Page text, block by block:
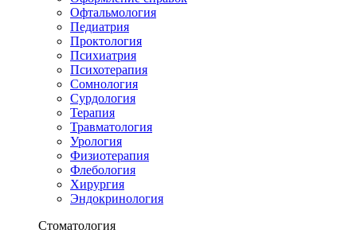
Офтальмология
Педиатрия
Проктология
Психиатрия
Психотерапия
Сомнология
Сурдология
Терапия
Травматология
Урология
Физиотерапия
Флебология
Хирургия
Эндокринология
Стоматология